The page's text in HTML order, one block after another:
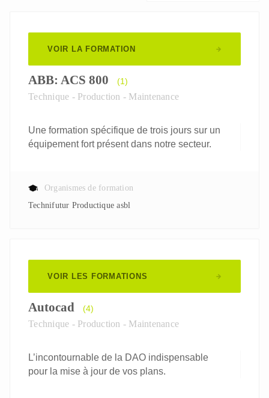
VOIR LA FORMATION
ABB: ACS 800 (1)
Technique - Production - Maintenance
Une formation spécifique de trois jours sur un
équipement fort présent dans notre secteur.
Organismes de formation
Technifutur Productique asbl
VOIR LES FORMATIONS
Autocad (4)
Technique - Production - Maintenance
L’incontournable de la DAO indispensable
pour la mise à jour de vos plans.